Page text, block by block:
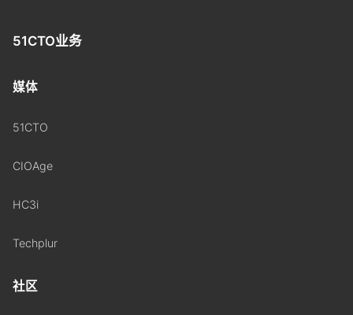
51CTO业务
媒体
51CTO
CIOAge
HC3i
Techplur
社区